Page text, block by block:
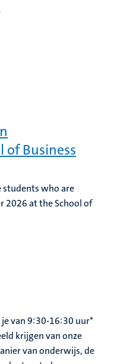
of Business
students who are
2026 at the School of
je van 9:30-16:30 uur*
krijgen van onze
van onderwijs, de